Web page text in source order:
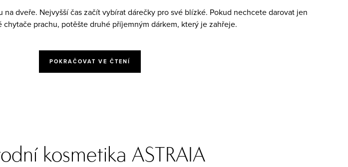
na dveře. Nejvyšší čas začít vybírat dárečky pro své blízké. Pokud nechcete darovat jen
chytače prachu, potěšte druhé příjemným dárkem, který je zahřeje.
POKRAČOVAT VE ČTENÍ
kosmetika ASTRAIA